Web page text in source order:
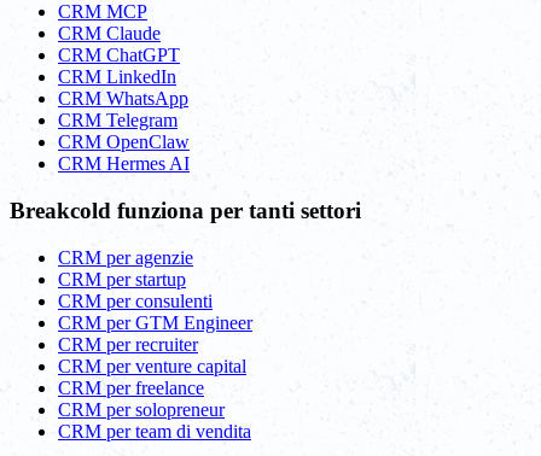
CRM MCP
CRM Claude
CRM ChatGPT
CRM LinkedIn
CRM WhatsApp
CRM Telegram
CRM OpenClaw
CRM Hermes AI
Breakcold funziona per tanti settori
CRM per agenzie
CRM per startup
CRM per consulenti
CRM per GTM Engineer
CRM per recruiter
CRM per venture capital
CRM per freelance
CRM per solopreneur
CRM per team di vendita